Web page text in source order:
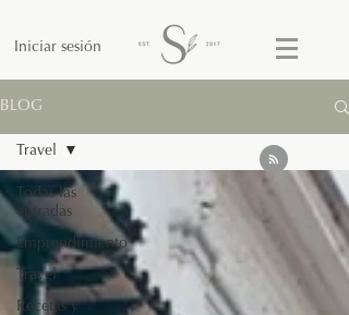
Iniciar sesión
BLOG
Todas las
entradas
Emprendimiento
Travel
Recetas y
Travel